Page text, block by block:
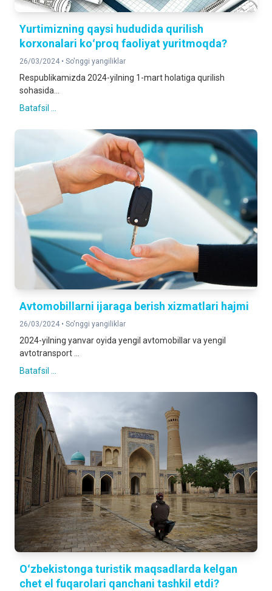
Yurtimizning qaysi hududida qurilish
korxonalari koʻproq faoliyat yuritmoqda?
26/03/2024 • So'nggi yangiliklar
Respublikamizda 2024-yilning 1-mart holatiga qurilish
sohasida...
Batafsil ...
Avtomobillarni ijaraga berish xizmatlari hajmi
26/03/2024 • So'nggi yangiliklar
2024-yilning yanvar oyida yengil avtomobillar va yengil
avtotransport ...
Batafsil ...
Oʻzbekistonga turistik maqsadlarda kelgan
chet el fuqarolari qanchani tashkil etdi?